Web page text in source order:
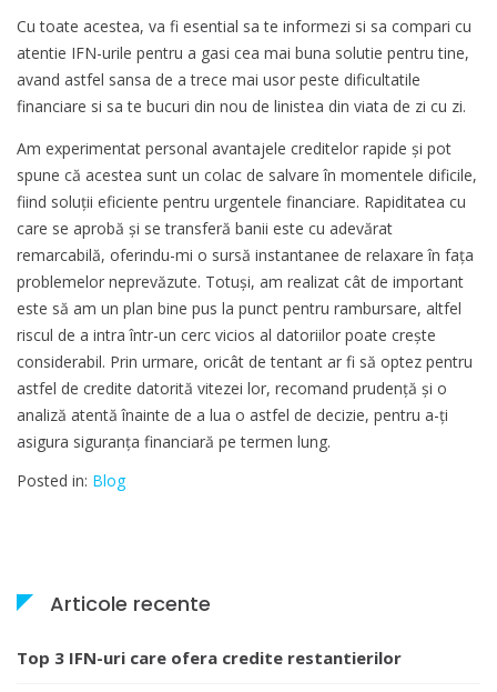
Cu toate acestea, va fi esential sa te informezi si sa compari cu
atentie IFN-urile pentru a gasi cea mai buna solutie pentru tine,
avand astfel sansa de a trece mai usor peste dificultatile
financiare si sa te bucuri din nou de linistea din viata de zi cu zi.
Am experimentat personal avantajele creditelor rapide și pot
spune că acestea sunt un colac de salvare în momentele dificile,
fiind soluții eficiente pentru urgentele financiare. Rapiditatea cu
care se aprobă și se transferă banii este cu adevărat
remarcabilă, oferindu-mi o sursă instantanee de relaxare în fața
problemelor neprevăzute. Totuși, am realizat cât de important
este să am un plan bine pus la punct pentru rambursare, altfel
riscul de a intra într-un cerc vicios al datoriilor poate crește
considerabil. Prin urmare, oricât de tentant ar fi să optez pentru
astfel de credite datorită vitezei lor, recomand prudență și o
analiză atentă înainte de a lua o astfel de decizie, pentru a-ți
asigura siguranța financiară pe termen lung.
Posted in: Blog
Articole recente
Top 3 IFN-uri care ofera credite restantierilor